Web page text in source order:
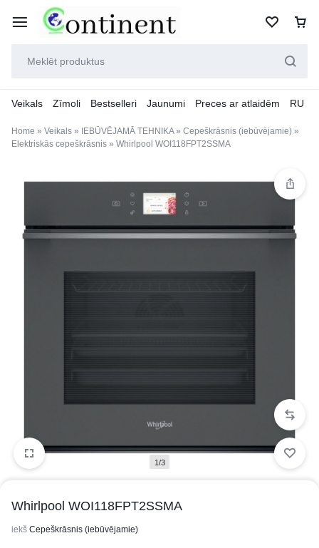
Veikals Zīmoli Bestselleri Jaunumi Preces ar atlaidēm RU
Home » Veikals » IEBŪVĒJAMĀ TEHNIKA» Cepeškrāsnis (iebūvējamie) »
Elektriskās cepeškrāsnis » Whirlpool WOI118FPT2SSMA
1/3
Whirlpool WOI118FPT2SSMA
iekš Cepeškrāsnis (iebūvējamie)